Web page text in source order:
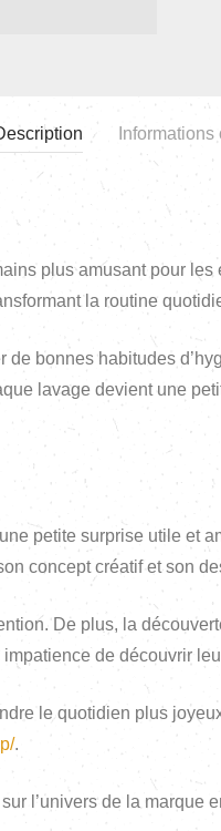
plus amusant pour
la routine
bonnes habitudes
lavage devient une
petite surprise utile et
concept créatif et son
De plus, la
de découvrir
le quotidien plus
.
l’univers de la marque